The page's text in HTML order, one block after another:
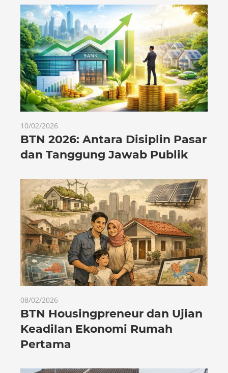
10/02/2026
BTN 2026: Antara Disiplin Pasar
dan Tanggung Jawab Publik
08/02/2026
BTN Housingpreneur dan Ujian
Keadilan Ekonomi Rumah
Pertama